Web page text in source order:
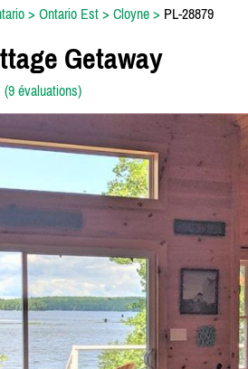
> Ontario Est> Cloyne> PL-28879
Getaway
(9 évaluations)